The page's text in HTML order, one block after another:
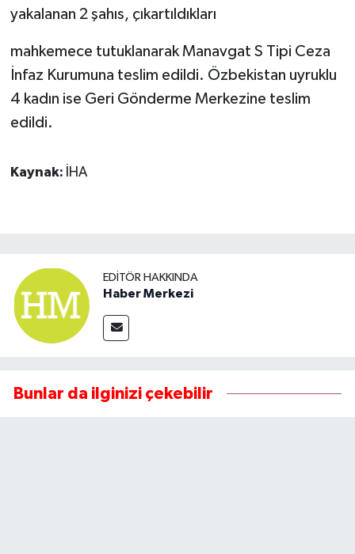
yakalanan 2 şahıs, çıkartıldıkları
mahkemece tutuklanarak Manavgat S Tipi Ceza
İnfaz Kurumuna teslim edildi. Özbekistan uyruklu
4 kadın ise Geri Gönderme Merkezine teslim
edildi.
Kaynak: İHA
EDITÖR HAKKINDA
Haber Merkezi
Bunlar da ilginizi çekebilir